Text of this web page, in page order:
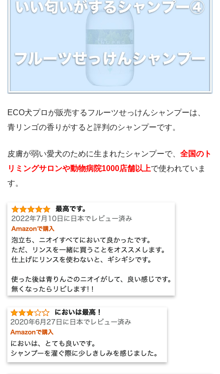
ECO犬プロが販売するフルーツせっけんシャンプーは、
青リンゴの香りがすると評判のシャンプーです。
皮膚が弱い愛犬のために生まれたシャンプーで、 全国のト
リミングサロンや動物病院1000店舗以上で使われていま
す。